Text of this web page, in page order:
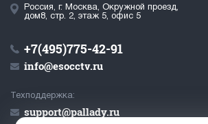
Россия, г. Москва, Окружной проезд,
дом8, стр. 2, этаж 5, офис 5
+7(495)775-42-91
info@esocctv.ru
Техподдержка:
support@pallady.ru